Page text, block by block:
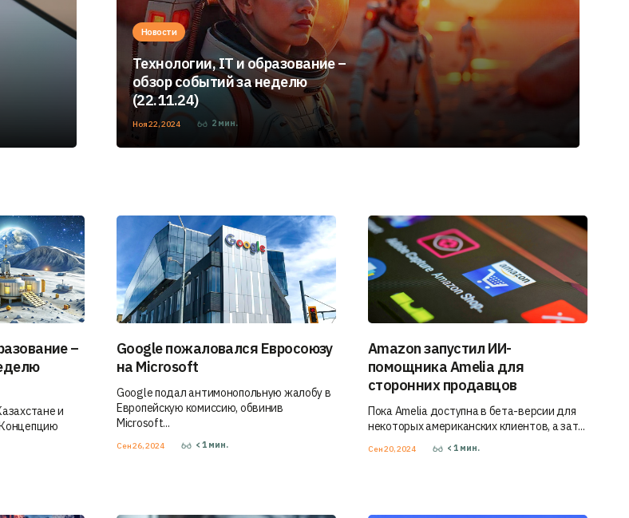
Новости
Технологии, IT и образование –
обзор событий за неделю
(22.11.24)
Ноя 22, 2024 2 мин.
–
и
Google пожаловался Евросоюзу
на Microsoft
Google подал антимонопольную жалобу в
Европейскую комиссию, обвинив
Microsoft...
Сен 26, 2024 < 1 мин.
Amazon запустил ИИ-
помощника Amelia для
сторонних продавцов
Пока Amelia доступна в бета-версии для
некоторых американских клиентов, а зат...
Сен 20, 2024 < 1 мин.